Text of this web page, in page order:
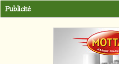
Publicité